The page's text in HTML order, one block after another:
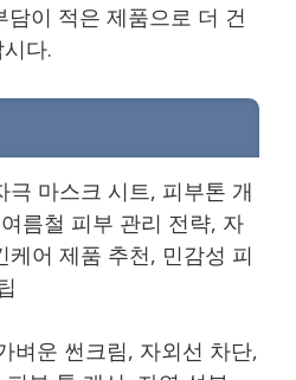
이 적은 제품으로 더 건
다.
극 마스크 시트, 피부톤 개
름철 피부 관리 전략, 자
케어 제품 추천, 민감성 피
벼운 썬크림, 자외선 차단,